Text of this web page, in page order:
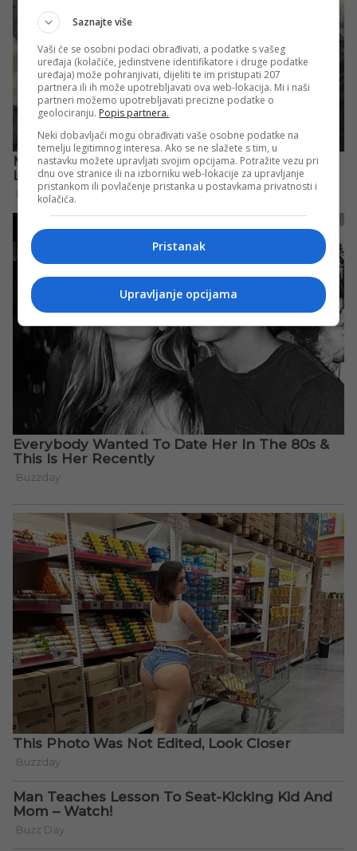
Saznajte više
Vaši će se osobni podaci obrađivati, a podatke s vašeg
uređaja (kolačiće, jedinstvene identifikatore i druge podatke
uređaja) može pohranjivati, dijeliti te im pristupati 207
partnera ili ih može upotrebljavati ova web-lokacija. Mi i naši
partneri možemo upotrebljavati precizne podatke o
geolociranju. Popis partnera.
Neki dobavljači mogu obrađivati vaše osobne podatke na
temelju legitimnog interesa. Ako se ne slažete s tim, u
nastavku možete upravljati svojim opcijama. Potražite vezu pri
dnu ove stranice ili na izborniku web-lokacije za upravljanje
pristankom ili povlačenje pristanka u postavkama privatnosti i
kolačića.
Pristanak
Upravljanje opcijama